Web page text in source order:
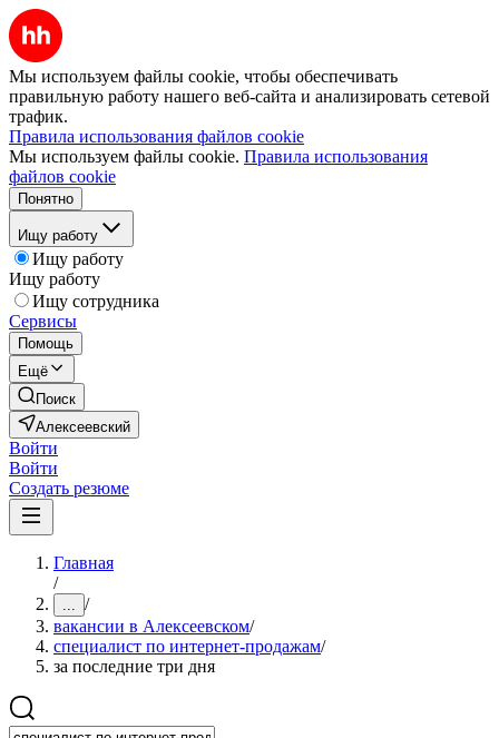
Мы используем файлы cookie, чтобы обеспечивать
правильную работу нашего веб-сайта и анализировать сетевой
трафик.
Правила использования файлов cookie
Мы используем файлы cookie. Правила использования
файлов cookie
Понятно
Ищу работу
Ищу работу
Ищу работу
Ищу сотрудника
Сервисы
Помощь
Ещё
Поиск
Алексеевский
Войти
Войти
Создать резюме
Главная
/
... /
вакансии в Алексеевском/
специалист по интернет-продажам/
за последние три дня